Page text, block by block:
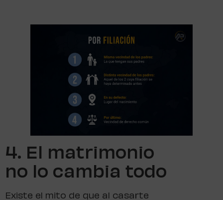
4. El matrimonio
no lo cambia todo
Existe el mito de que al casarte